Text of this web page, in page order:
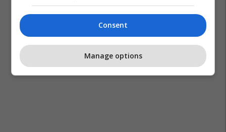
Consent
Manage options